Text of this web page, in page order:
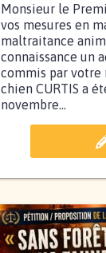
Monsieur le
vos mesures en
maltraitance
connaissance un
commis par votre
chien CURTIS a
novembre...